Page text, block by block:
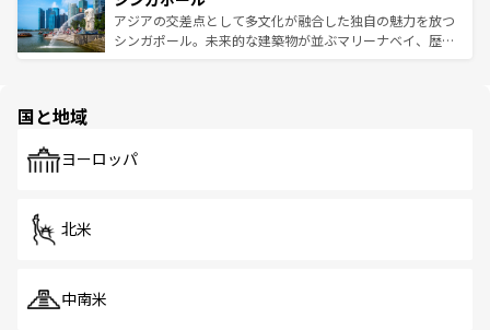
が待っている。親しみやすいタイの人々、仏教を中心とし
た文化、そして多様な観光資源が、訪れる旅人を魅了し続
ており、効率よく見どころを回れるのも魅力。息をのむよ
うな絶景から文化的な体験まで、香港を存分に楽しみ尽く
アジアの交差点として多文化が融合した独自の魅力を放つ
シンガポール。未来的な建築物が並ぶマリーナベイ、歴史
で、ホーカーズは地元の風情を楽しめる外せないスポット
国と地域
ヨーロッパ
北米
中南米